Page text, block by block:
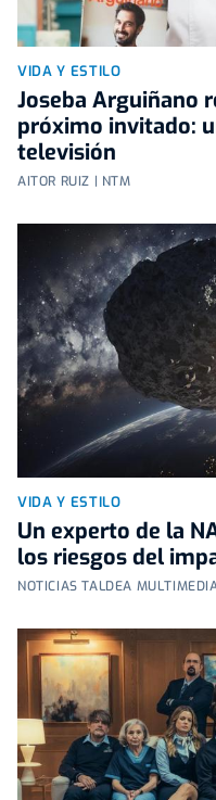
VIDA Y ESTILO
Joseba Arguiñano
próximo invitado:
televisión
AITOR RUIZ | NTM
VIDA Y ESTILO
Un experto de la
los riesgos del
NOTICIAS TALDEA